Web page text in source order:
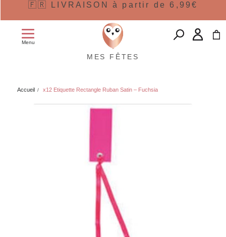
🇫🇷 LIVRAISON à partir de 6,99€
Menu
MES FÊTES
Accueil x12 Etiquette Rectangle Ruban Satin – Fuchsia